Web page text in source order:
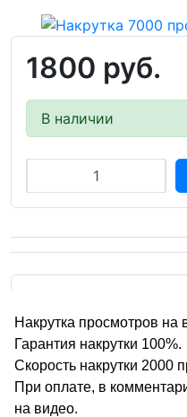
1800 руб.
В наличии
Накрутка просмотров на
Гарантия накрутки 100%.
Скорость накрутки 2000
При оплате, в
на видео.